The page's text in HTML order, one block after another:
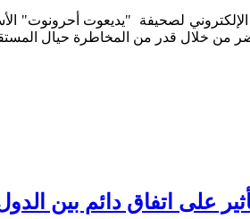
لصحيفة "يديعوت أحرونوت"
من خلال قدر من المخاطرة حيال
على اتفاق دائم بين